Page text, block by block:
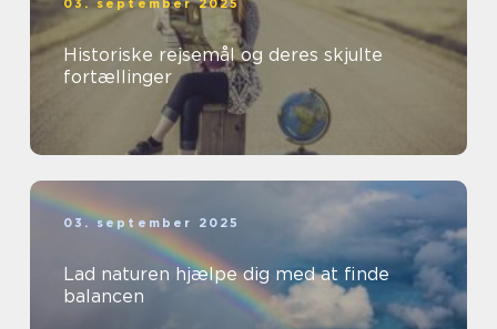
03. september 2025
Historiske rejsemål og deres skjulte
fortællinger
03. september 2025
Lad naturen hjælpe dig med at finde
balancen